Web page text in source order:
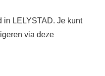
in LELYSTAD. Je kunt
via deze